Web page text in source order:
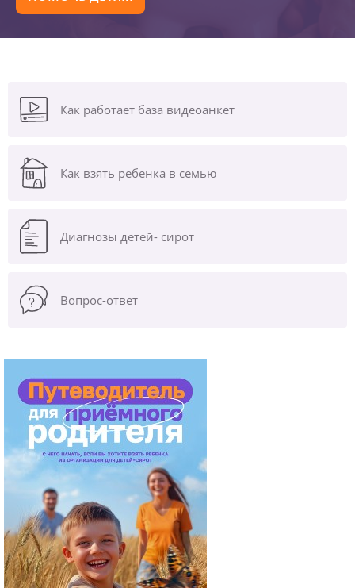
Как работает база видеоанкет
Как взять ребенка в семью
Диагнозы детей- сирот
Вопрос-ответ